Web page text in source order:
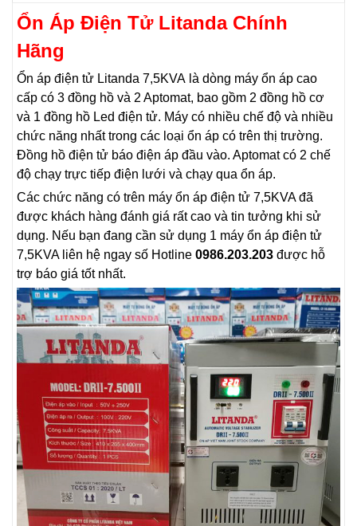
Ổn Áp Điện Tử Litanda Chính
Hãng
Ổn áp điện tử Litanda 7,5KVA là dòng máy ổn áp cao
cấp có 3 đồng hồ và 2 Aptomat, bao gồm 2 đồng hồ cơ
và 1 đồng hồ Led điện tử. Máy có nhiều chế độ và nhiều
chức năng nhất trong các loại ổn áp có trên thị trường.
Đồng hồ điện tử báo điện áp đầu vào. Aptomat có 2 chế
độ chạy trực tiếp điện lưới và chạy qua ổn áp.
Các chức năng có trên máy ổn áp điện tử 7,5KVA đã
được khách hàng đánh giá rất cao và tin tưởng khi sử
dụng. Nếu bạn đang cần sử dụng 1 máy ổn áp điện tử
7,5KVA liên hệ ngay số Hotline 0986.203.203 được hỗ
trợ báo giá tốt nhất.